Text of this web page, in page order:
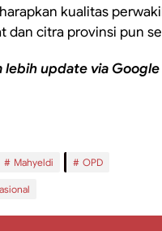
kualitas
dan citra provinsi pun
lebih update via Google
Mahyeldi OPD